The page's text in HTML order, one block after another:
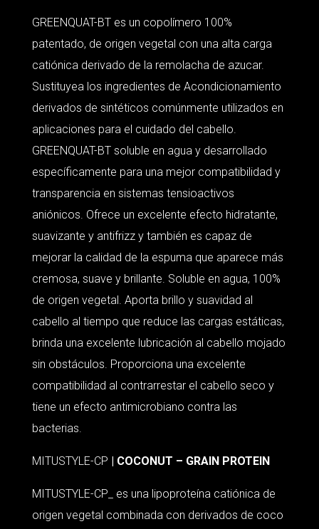
GREENQUAT-BT es un copolímero 100%
patentado, de origen vegetal con una alta carga
catiónica derivado de la remolacha de azucar.
Sustituyea los ingredientes de Acondicionamiento
derivados de sintéticos comúnmente utilizados en
aplicaciones para el cuidado del cabello.
GREENQUAT-BT soluble en agua y desarrollado
específicamente para una mejor compatibilidad y
transparencia en sistemas tensioactivos
aniónicos. Ofrece un excelente efecto hidratante,
suavizante y antifrizz y también es capaz de
mejorar la calidad de la espuma que aparece más
cremosa, suave y brillante. Soluble en agua, 100%
de origen vegetal. Aporta brillo y suavidad al
cabello al tiempo que reduce las cargas estáticas,
brinda una excelente lubricación al cabello mojado
sin obstáculos. Proporciona una excelente
compatibilidad al contrarrestar el cabello seco y
tiene un efecto antimicrobiano contra las
bacterias.
MITUSTYLE-CP | COCONUT – GRAIN PROTEIN
MITUSTYLE-CP_ es una lipoproteína catiónica de
origen vegetal combinada con derivados de coco